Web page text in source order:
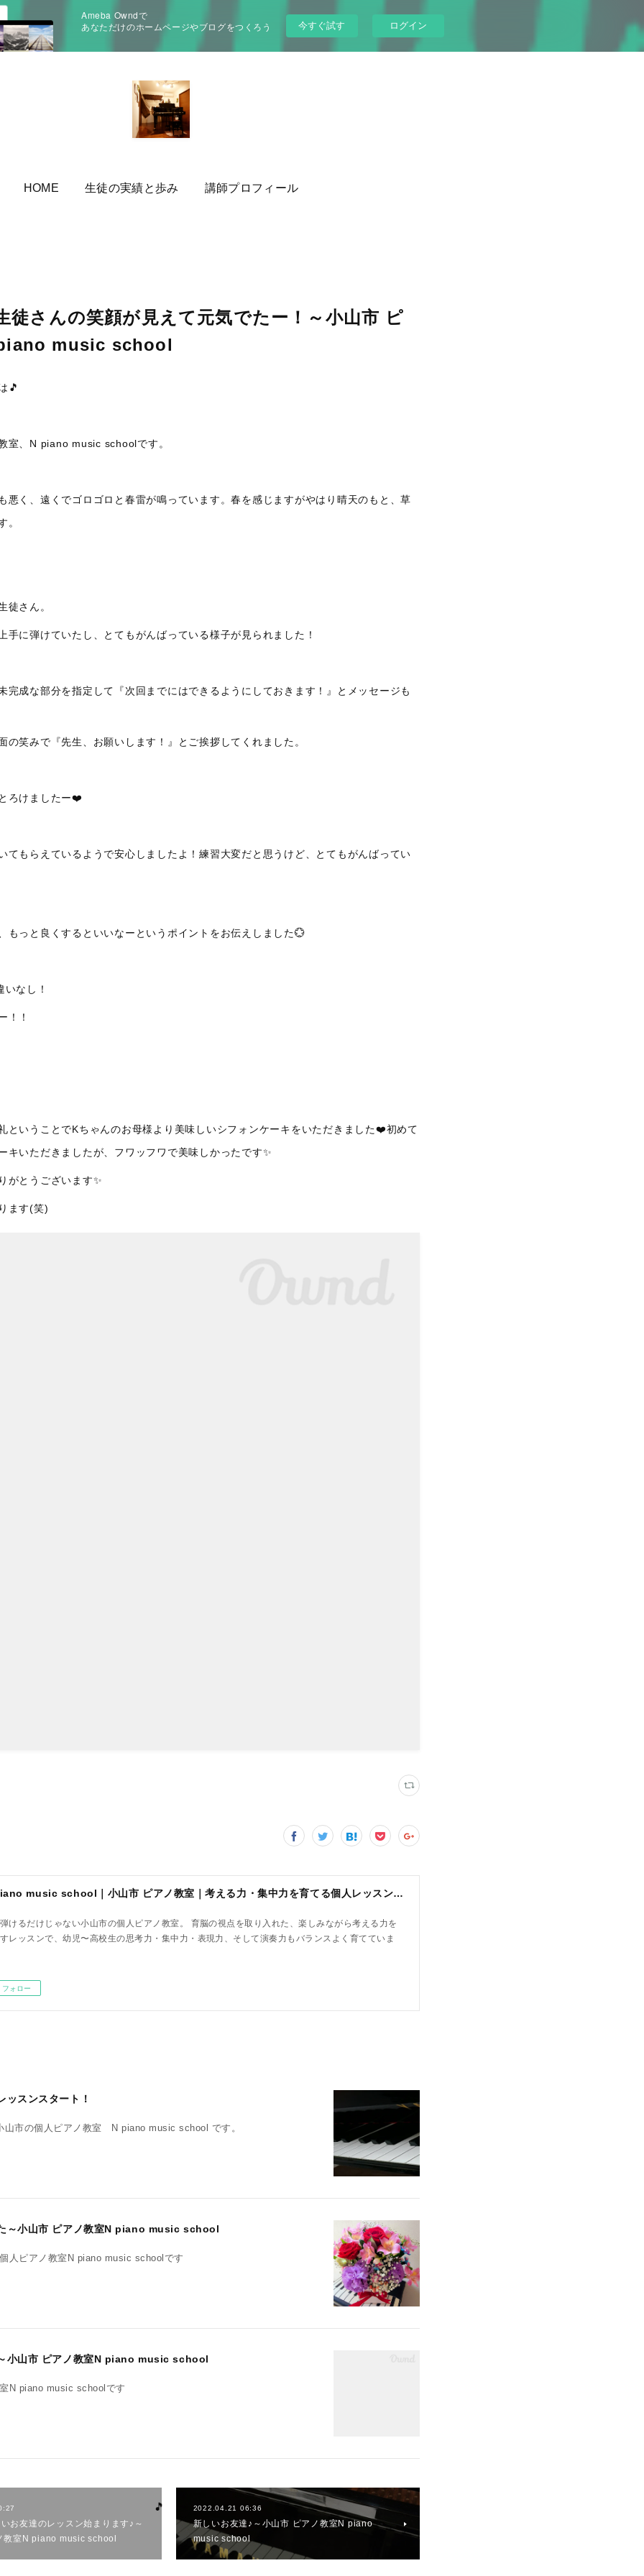
Ameba Owndで
あなただけのホームページやブログをつくろう
今すぐ試す ログイン
HOME 生徒の実績と歩み 講師プロフィール
徒さんの笑顔が見えて元気でたー！～小山市 ピ
music school
🎵
室、N piano music schoolです。
悪く、遠くでゴロゴロと春雷が鳴っています。春を感じますがやはり晴天のもと、草
。
徒さん。
手に弾けていたし、とてもがんばっている様子が見られました！
完成な部分を指定して『次回までにはできるようにしておきます！』とメッセージも
の笑みで『先生、お願いします！』とご挨拶してくれました。
ろけましたー❤️
てもらえているようで安心しましたよ！練習大変だと思うけど、とてもがんばってい
もっと良くするといいなーというポイントをお伝えしました💮
なし！
！！
ということでKちゃんのお母様より美味しいシフォンケーキをいただきました❤️初めて
キいただきましたが、フワッフワで美味しかったです✨
がとうございます✨
ます(笑)
N piano music school｜小山市 ピアノ教室｜考える力・集中力を育てる個人レッスン｜2025年体験レッスン受付中
けるだけじゃない小山市の個人ピアノ教室。 育脳の視点を取り入れた、楽しみながら考える力を
レッスンで、幼児〜高校生の思考力・集中力・表現力、そして演奏力もバランスよく育てていま
フォロー
ッスンスタート！
山市の個人ピアノ教室 N piano music school です。
～小山市 ピアノ教室N piano music school
人ピアノ教室N piano music schoolです
小山市 ピアノ教室N piano music school
N piano music schoolです
お友達のレッスン始まります♪～
教室N piano music school
2022.04.21 06:36
新しいお友達♪～小山市 ピアノ教室N piano
music school